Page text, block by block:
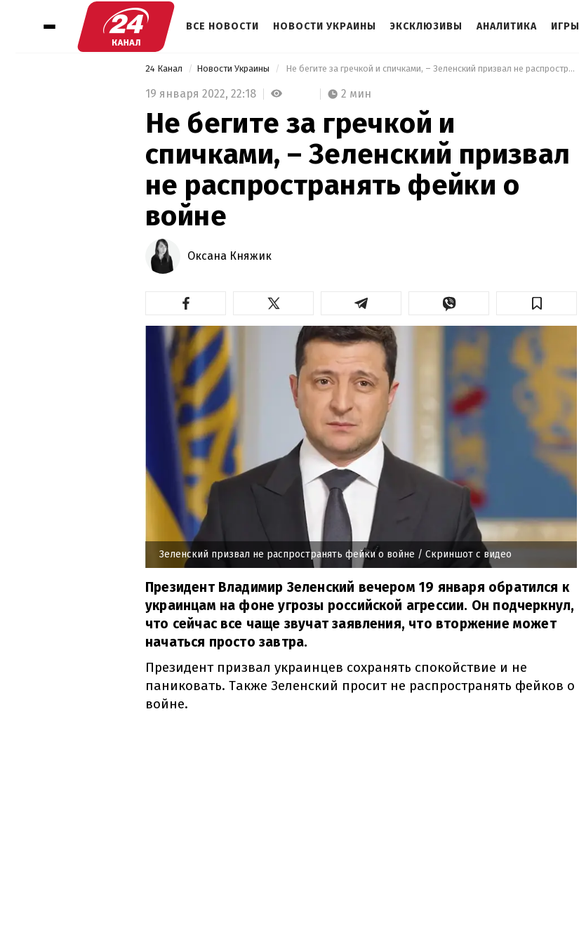
ВСЕ НОВОСТИ НОВОСТИ УКРАИНЫ ЭКСКЛЮЗИВЫ АНАЛИТИКА ИГРЫ
24 Канал Новости Украины Не бегите за гречкой и спичками, – Зеленский призвал не распространять фейки о войне
19 января 2022, 22:18 2 мин
Не бегите за гречкой и
спичками, – Зеленский призвал
не распространять фейки о
войне
Оксана Княжик
Зеленский призвал не распространять фейки о войне / Скриншот с видео
Президент Владимир Зеленский вечером 19 января обратился к
украинцам на фоне угрозы российской агрессии. Он подчеркнул,
что сейчас все чаще звучат заявления, что вторжение может
начаться просто завтра.
Президент призвал украинцев сохранять спокойствие и не
паниковать. Также Зеленский просит не распространять фейков о
войне.